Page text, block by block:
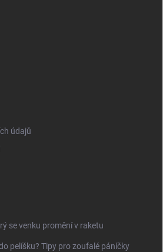
údajů
se venku promění v raketu
pelíšku? Tipy pro zoufalé páníčky